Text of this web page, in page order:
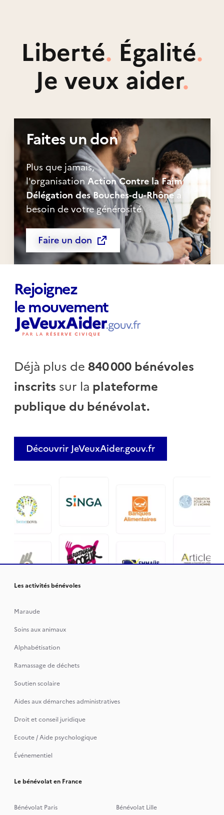
Liberté. Égalité.
Je veux aider.
Faites un don
Plus que jamais,
l'organisationAction Contre la Faim
Délégation des Bouches-du-Rhônea
besoin de votre générosité
Faire un don
Rejoignez
le mouvement
Déjà plus de840 000 bénévoles
inscrits sur la plateforme
publique du bénévolat.
Découvrir JeVeuxAider.gouv.fr
Les activités bénévoles
Maraude
Soins aux animaux
Alphabétisation
Ramassage de déchets
Soutien scolaire
Aides aux démarches administratives
Droit et conseil juridique
Ecoute / Aide psychologique
Événementiel
Le bénévolat en France
Bénévolat Paris
Bénévolat Lille